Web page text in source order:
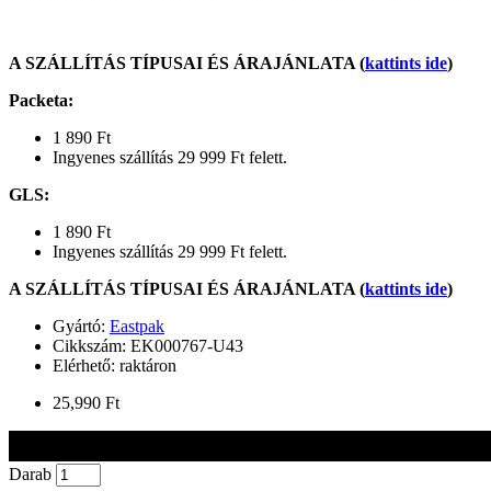
A SZÁLLÍTÁS TÍPUSAI ÉS ÁRAJÁNLATA (kattints ide)
Packeta:
1 890 Ft
Ingyenes szállítás 29 999 Ft felett.
GLS:
1 890 Ft
Ingyenes szállítás 29 999 Ft felett.
A SZÁLLÍTÁS TÍPUSAI ÉS ÁRAJÁNLATA (kattints ide)
Gyártó: Eastpak
Cikkszám: EK000767-U43
Elérhető: raktáron
25,990 Ft
Darab